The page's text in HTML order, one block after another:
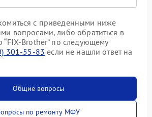
с приведенными ниже
вопросами, либо обратиться в
“FIX-Brother” по следующему
301-55-83 если не нашли ответ на
Общие вопросы
по ремонту МФУ